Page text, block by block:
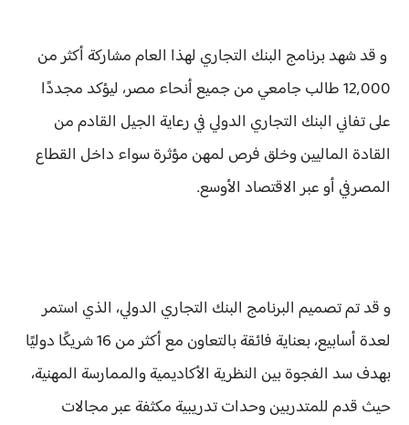
​ و قد شهد برنامج البنك التجاري لهذا العام مشاركة أكثر من
12,000 طالب جامعي من جميع أنحاء مصر، ليؤكد مجددًا
على تفاني البنك التجاري الدولي في رعاية الجيل القادم من
القادة الماليين وخلق فرص لمهن مؤثرة سواء داخل القطاع
المصرفي أو عبر الاقتصاد الأوسع.
و قد ​تم تصميم البرنامج البنك التجاري الدولي، الذي استمر
لعدة أسابيع، بعناية فائقة بالتعاون مع أكثر من 16 شريكًا دوليًا
بهدف سد الفجوة بين النظرية الأكاديمية والممارسة المهنية،
حيث قدم للمتدربين وحدات تدريبية مكثفة عبر مجالات